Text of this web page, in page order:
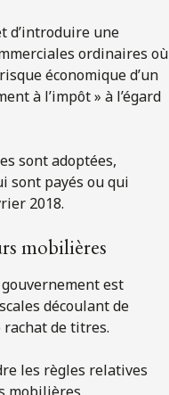
d’introduire une
ordinaires où
économique d’un
à l’impôt » à l’égard
sont adoptées,
sont payés ou qui
2018.
mobilières
est
découlant de
de titres.
les règles relatives